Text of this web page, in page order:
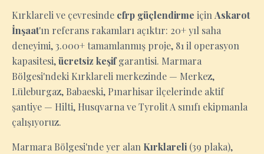
Kırklareli ve çevresinde cfrp güçlendirme için Askarot
İnşaat'ın referans rakamları açıktır: 20+ yıl saha
deneyimi, 3.000+ tamamlanmış proje, 81 il operasyon
kapasitesi,ücretsiz keşifgarantisi. Marmara
Bölgesi'ndeki Kırklareli merkezinde — Merkez,
Lüleburgaz, Babaeski, Pınarhisar ilçelerinde aktif
şantiye — Hilti, Husqvarna ve Tyrolit A sınıfı ekipmanla
çalışıyoruz.
Marmara Bölgesi'nde yer alan Kırklareli (39 plaka),